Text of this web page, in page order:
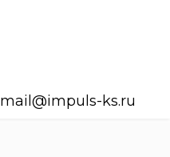
mail@impuls-ks.ru